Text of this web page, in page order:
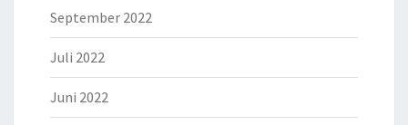
September 2022
Juli 2022
Juni 2022